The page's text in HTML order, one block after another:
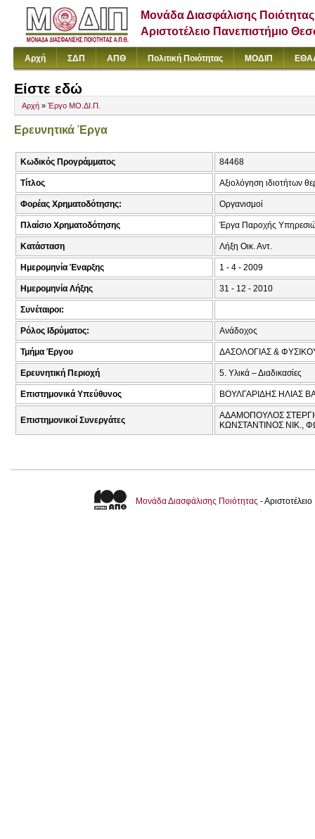
Μονάδα Διασφάλισης Ποιότητας
Αριστοτέλειο Πανεπιστήμιο
Αρχή ΣΔΠ ΑΠΘ Πολιτική Ποιότητας ΜΟΔΙΠ
Είστε εδώ
Αρχή » Έργο ΜΟ.ΔΙ.Π.
Ερευνητικά Έργα
Κωδικός Προγράμματος 84468
Τίτλος Αξιολόγηση ιδιοτήτων
Φορέας Χρηματοδότησης: Οργανισμοί
Πλαίσιο Χρηματοδότησης Έργα Παροχής
Κατάσταση Λήξη Οικ. Αντ.
Ημερομηνία Έναρξης 1 - 4 - 2009
Ημερομηνία Λήξης 31 - 12 - 2010
Συνέταιροι:
Ρόλος Ιδρύματος: Ανάδοχος
Τμήμα Έργου ΔΑΣΟΛΟΓΙΑΣ &
Ερευνητική Περιοχή 5. Υλικά – Διαδικασίες
Επιστημονικά Υπεύθυνος ΒΟΥΛΓΑΡΙΔΗΣ ΗΛΙΑΣ
Επιστημονικοί Συνεργάτες
ΑΔΑΜΟΠΟΥΛΟΣ
ΚΩΝΣΤΑΝΤΙΝΟΣ ΝΙΚ.,
Μονάδα Διασφάλισης Ποιότητας -